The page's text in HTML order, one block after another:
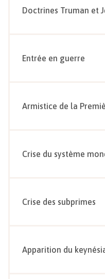
Doctrines Truman et
Entrée en guerre
Armistice de la
Crise du système
Crise des subprimes
Apparition du